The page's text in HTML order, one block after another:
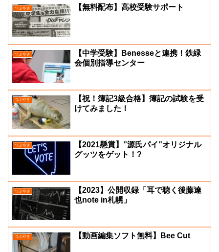
つぶやき 【無料配布】高校受験サポート
つぶやき
【中学受験】Benesseと連携！鉄緑
会個別指導センター
つぶやき
【祝！簿記3級合格】簿記の試験を受
けてみました！
つぶやき
【2021懸賞】”源氏パイ”オリジナル
グッツをゲット！?
つぶやき
【2023】公開収録「耳で聴く後藤達
也note in札幌」
つぶやき 【動画編集ソフト無料】Bee Cut